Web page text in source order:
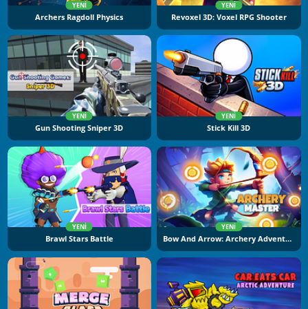
YENI
Archers Ragdoll Physics
YENI
Revoxel 3D: Voxel RPG Shooter
YENI
Gun Shooting Sniper 3D
YENI
Stick Kill 3D
YENI
Brawl Stars Battle
YENI
Bow And Arrow: Archery Adventure